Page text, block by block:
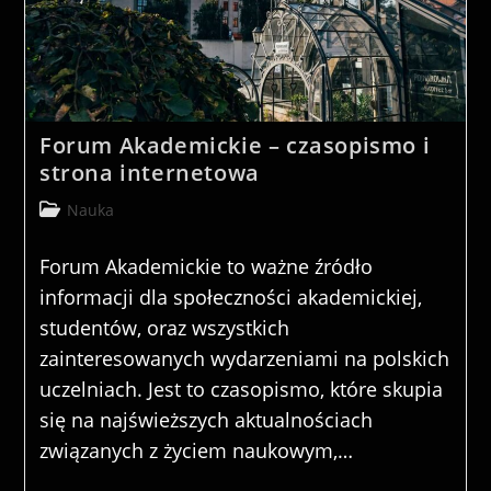
Forum Akademickie – czasopismo i
strona internetowa
PostNauka
Forum Akademickie to ważne źródło
informacji dla społeczności akademickiej,
studentów, oraz wszystkich
zainteresowanych wydarzeniami na polskich
uczelniach. Jest to czasopismo, które skupia
się na najświeższych aktualnościach
związanych z życiem naukowym,…